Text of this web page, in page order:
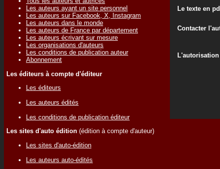
Les auteurs ayant un site personnel
Les auteurs sur Facebook, X, Instagram
Les auteurs dans le monde
Les auteurs de France par département
Les auteurs écrivant sur mesure
Les organisations d'auteurs
Les conditions de publication auteur
Abonnement
Les éditeurs à compte d'éditeur
Les éditeurs
Les auteurs édités
Les conditions de publication éditeur
Les sites d'auto édition (édition à compte d'auteur)
Les sites d'auto-édition
Les auteurs auto-édités
Le texte en
Contacter
L'autorisation